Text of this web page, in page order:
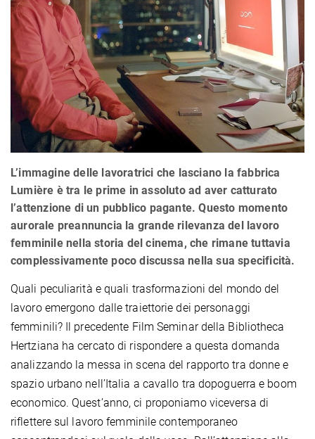
L’immagine delle lavoratrici che lasciano la fabbrica
Lumière è tra le prime in assoluto ad aver catturato
l’attenzione di un pubblico pagante. Questo momento
aurorale preannuncia la grande rilevanza del lavoro
femminile nella storia del cinema, che rimane tuttavia
complessivamente poco discussa nella sua specificità.
Quali peculiarità e quali trasformazioni del mondo del
lavoro emergono dalle traiettorie dei personaggi
femminili? Il precedente Film Seminar della Bibliotheca
Hertziana ha cercato di rispondere a questa domanda
analizzando la messa in scena del rapporto tra donne e
spazio urbano nell’Italia a cavallo tra dopoguerra e boom
economico. Quest’anno, ci proponiamo viceversa di
riflettere sul lavoro femminile contemporaneo